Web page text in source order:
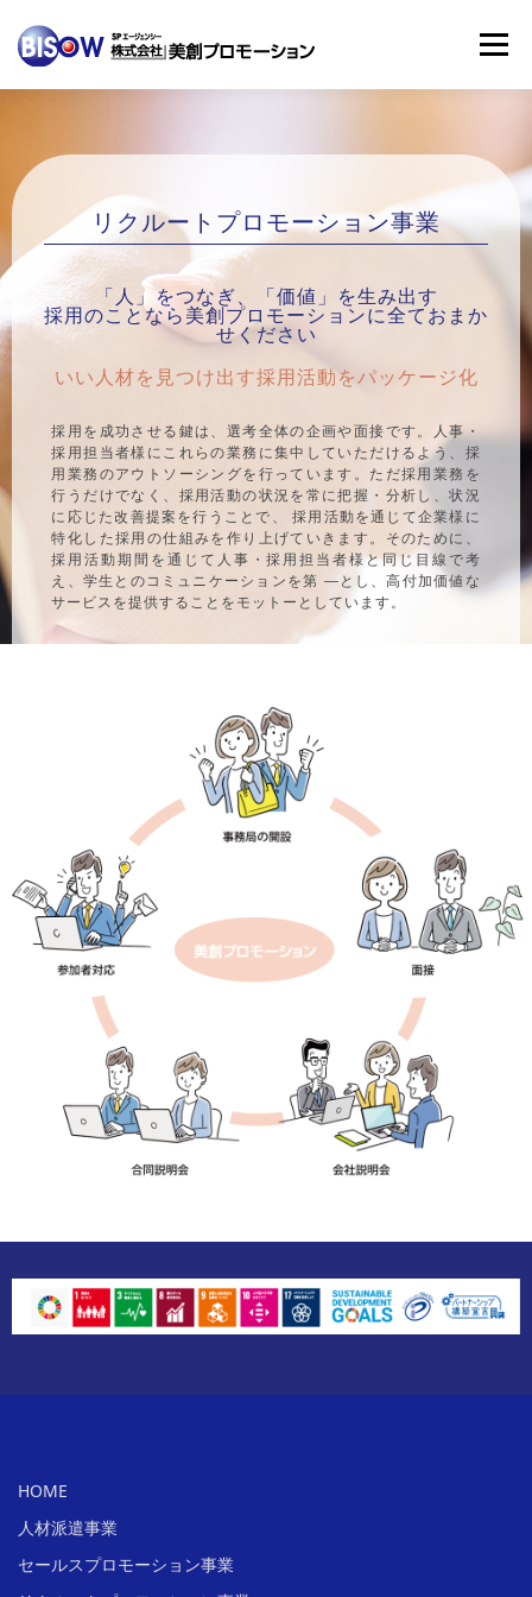
メニュー
育休サポート 個人情報保護方針
リクルートプロモーション事業
「人」をつなぎ、「価値」を生み出す
採用のことなら美創プロモーションに全ておまか
せください
いい人材を見つけ出す採用活動をパッケージ化
採用を成功させる鍵は、選考全体の企画や面接です。人事・
採用担当者様にこれらの業務に集中していただけるよう、採
用業務のアウトソーシングを行っています。ただ採用業務を
行うだけでなく、採用活動の状況を常に把握・分析し、状況
に応じた改善提案を行うことで、 採用活動を通じて企業様に
特化した採用の仕組みを作り上げていきます。そのために、
採用活動期間を通じて人事・採用担当者様と同じ目線で考
え、学生とのコミュニケーションを第 ―とし、高付加価値な
サービスを提供することをモットーとしています。
HOME
人材派遣事業
セールスプロモーション事業​